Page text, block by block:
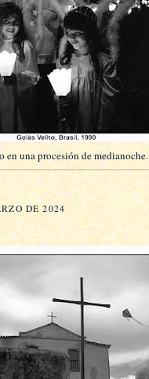
en una procesión de medianoche.
DE 2024